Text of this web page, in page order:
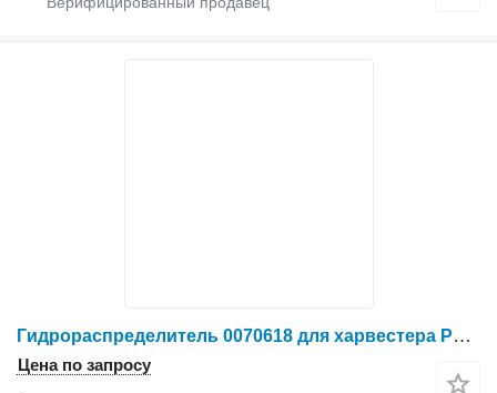
Гидрораспределитель 0070618 для харвестера Ponsse
Цена по запросу